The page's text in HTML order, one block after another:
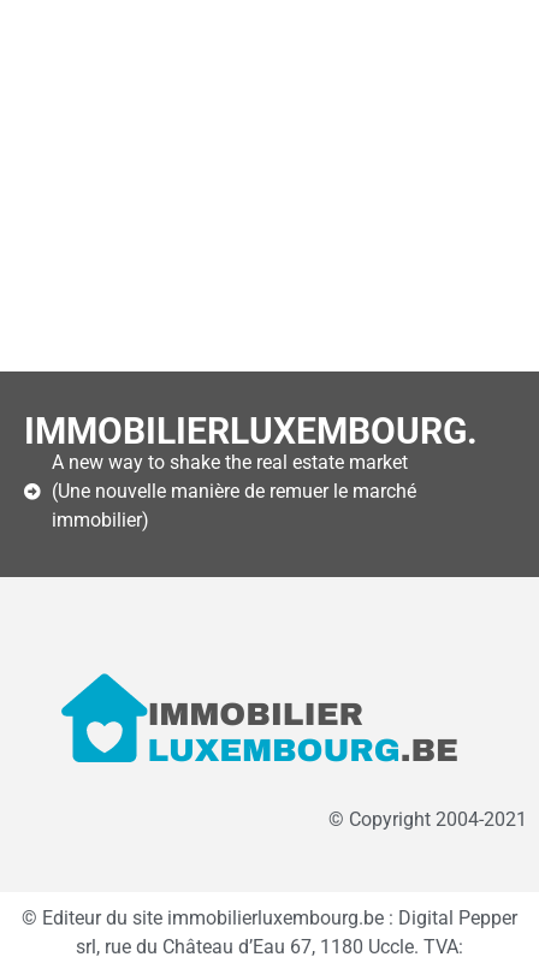
IMMOBILIERLUXEMBOURG.
A new way to shake the real estate market
(Une nouvelle manière de remuer le marché
immobilier)
© Copyright 2004-2021
© Editeur du site immobilierluxembourg.be : Digital Pepper
srl, rue du Château d’Eau 67, 1180 Uccle. TVA: